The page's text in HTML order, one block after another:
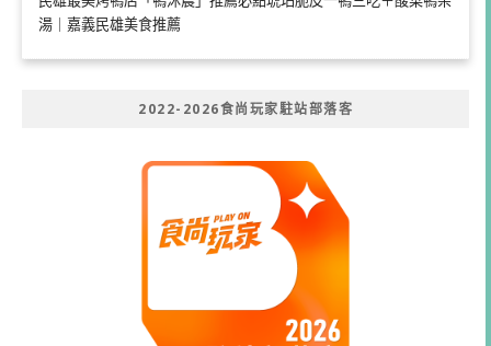
湯｜嘉義民雄美食推薦
2022-2026食尚玩家駐站部落客